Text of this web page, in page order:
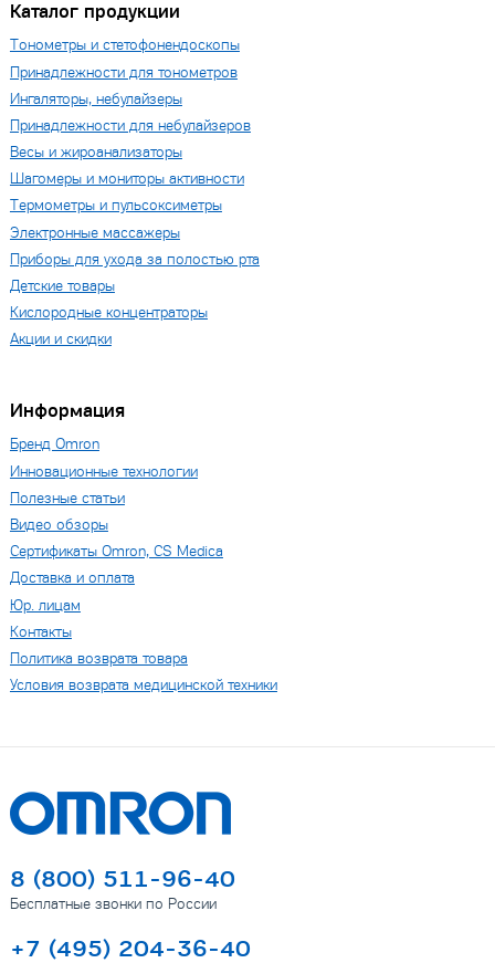
Каталог продукции
Тонометры и стетофонендоскопы
Принадлежности для тонометров
Ингаляторы, небулайзеры
Принадлежности для небулайзеров
Весы и жироанализаторы
Шагомеры и мониторы активности
Термометры и пульсоксиметры
Электронные массажеры
Приборы для ухода за полостью рта
Детские товары
Кислородные концентраторы
Акции и скидки
Информация
Бренд Omron
Инновационные технологии
Полезные статьи
Видео обзоры
Сертификаты Omron, CS Medica
Доставка и оплата
Юр. лицам
Контакты
Политика возврата товара
Условия возврата медицинской техники
8 (800) 511-96-40
Бесплатные звонки по России
+7 (495) 204-36-40